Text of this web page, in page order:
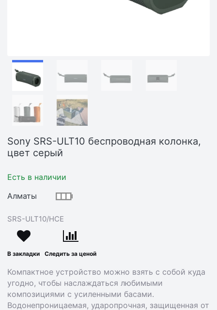
Sony SRS-ULT10 беспроводная колонка,
цвет серый
Есть в наличии
Алматы
SRS-ULT10/HCE
В закладки Следить за ценой
Компактное устройство можно взять с собой куда
угодно, чтобы наслаждаться любимыми
композициями с усиленными басами.
Водонепроницаемая, ударопрочная, защищенная от